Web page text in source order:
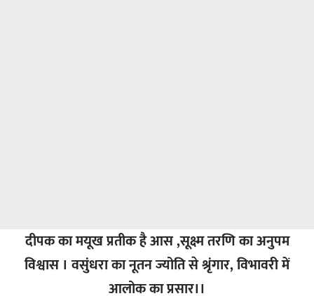
दीपक का मयूख प्रतीक है आस ,सूक्ष्म तरणि का अनुपम
विश्वास । वसुंधरा का नूतन ज्योति से श्रृंगार, विभावरी में
आलोक का प्रसार।।